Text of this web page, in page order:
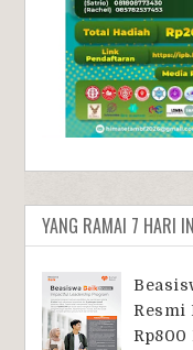
YANG RAMAI 7 HARI
Resmi
Rp800